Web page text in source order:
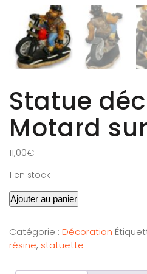
Statue
Motard
11,00€
1 en stock
Ajouter au panier
Catégorie : Décoration
résine, statuette